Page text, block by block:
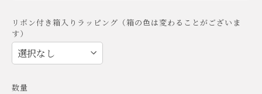
リボン付き箱入りラッピング（箱の色は変わることがございま
す）
数量